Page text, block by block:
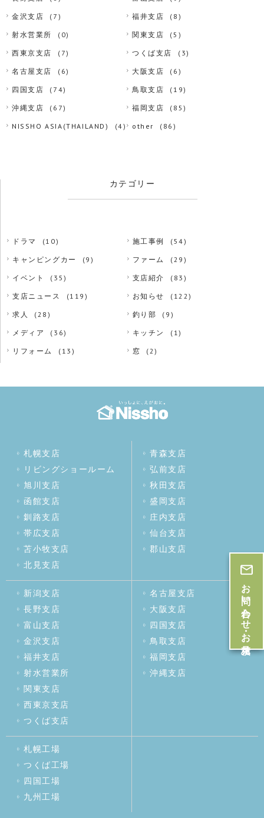
金沢支店 (7) 福井支店 (8)
射水営業所 (0) 関東支店 (5)
西東京支店 (7) つくば支店 (3)
名古屋支店 (6) 大阪支店 (6)
四国支店 (74) 鳥取支店 (19)
沖縄支店 (67) 福岡支店 (85)
NISSHO ASIA(THAILAND) (4) other (86)
カテゴリー
ドラマ (10) 施工事例 (54)
キャンピングカー (9) ファーム (29)
イベント (35) 支店紹介 (83)
支店ニュース (119) お知らせ (122)
求人 (28) 釣り部 (9)
メディア (36) キッチン (1)
リフォーム (13) 窓 (2)
札幌支店
リビングショールーム
旭川支店
函館支店
釧路支店
帯広支店
苫小牧支店
北見支店
青森支店
弘前支店
秋田支店
盛岡支店
庄内支店
仙台支店
郡山支店
新潟支店
長野支店
富山支店
金沢支店
福井支店
射水営業所
関東支店
西東京支店
つくば支店
名古屋支店
大阪支店
四国支店
鳥取支店
福岡支店
沖縄支店
札幌工場
つくば工場
四国工場
九州工場
お問い合わせ・お見積